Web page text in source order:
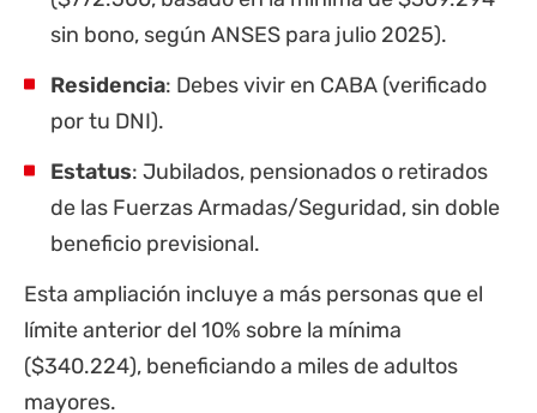
sin bono, según ANSES para julio 2025).
Residencia: Debes vivir en CABA (verificado
por tu DNI).
Estatus: Jubilados, pensionados o retirados
de las Fuerzas Armadas/Seguridad, sin doble
beneficio previsional.
Esta ampliación incluye a más personas que el
límite anterior del 10% sobre la mínima
($340.224), beneficiando a miles de adultos
mayores.